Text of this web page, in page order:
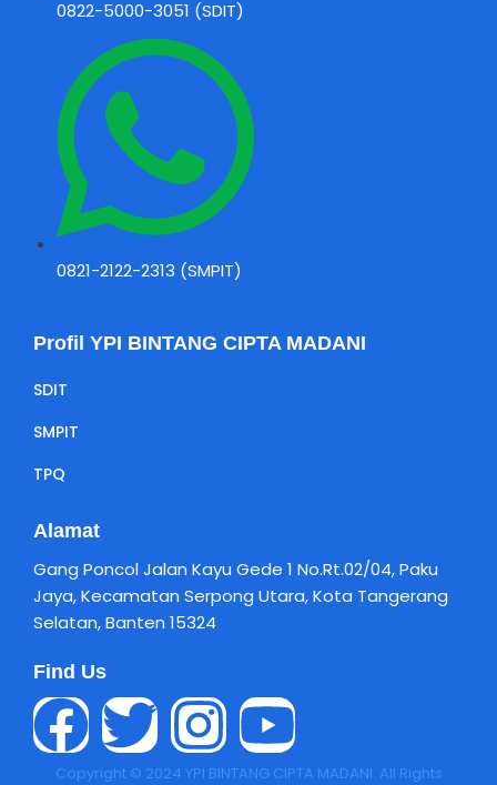
0822-5000-3051 (SDIT)
0821-2122-2313 (SMPIT)
Profil YPI BINTANG CIPTA MADANI
SDIT
SMPIT
TPQ
Alamat
Gang Poncol Jalan Kayu Gede 1 No.Rt.02/04, Paku
Jaya, Kecamatan Serpong Utara, Kota Tangerang
Selatan, Banten 15324
Find Us
Copyright © 2024 YPI BINTANG CIPTA MADANI. All Rights